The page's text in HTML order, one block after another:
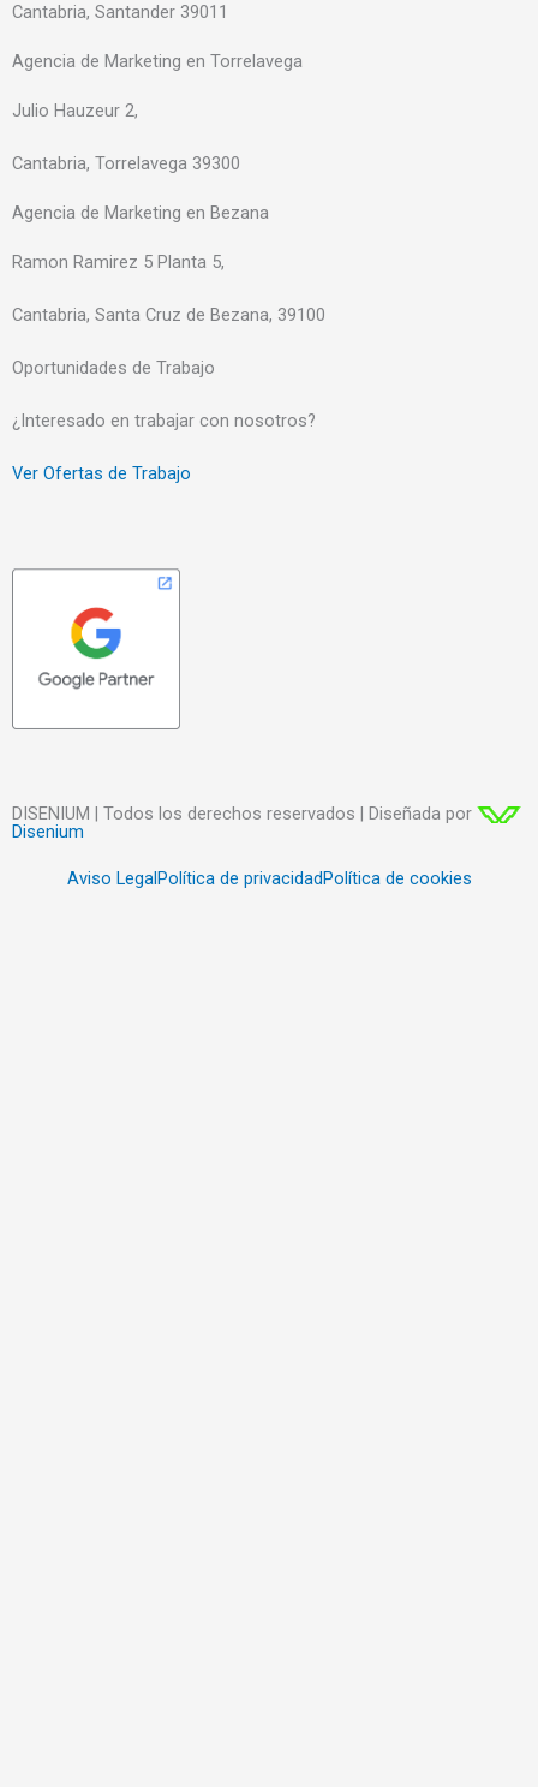
n
Cantabria, Santander 39011
Agencia de Marketing en Torrelavega
Julio Hauzeur 2,
Cantabria, Torrelavega 39300
Agencia de Marketing en Bezana
Ramon Ramirez 5 Planta 5,
Cantabria, Santa Cruz de Bezana, 39100
Oportunidades de Trabajo
¿Interesado en trabajar con nosotros?
Ver Ofertas de Trabajo
DISENIUM | Todos los derechos reservados | Diseñada por
Disenium
Aviso LegalPolítica de privacidadPolítica de cookies